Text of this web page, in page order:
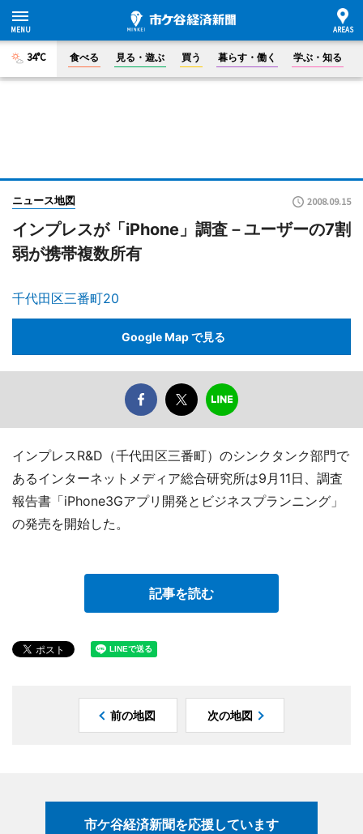
34°C 食べる 見る・遊ぶ 買う 暮らす・働く 学ぶ・知る
ニュース地図 2008.09.15
インプレスが「iPhone」調査－ユーザーの7割
弱が携帯複数所有
千代田区三番町20
Google Map で見る
インプレスR&D（千代田区三番町）のシンクタンク部門で
あるインターネットメディア総合研究所は9月11日、調査
報告書「iPhone3Gアプリ開発とビジネスプランニング」
の発売を開始した。
記事を読む
前の地図 次の地図
市ケ谷経済新聞を応援しています